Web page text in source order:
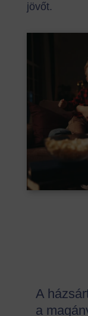
jövőt.
A
a